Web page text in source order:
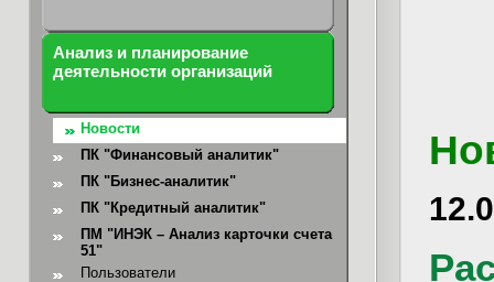
Анализ и планирование
деятельности организаций
Новости
ПК "Финансовый аналитик"
ПК "Бизнес-аналитик"
ПК "Кредитный аналитик"
ПМ "ИНЭК – Анализ карточки счета
51"
Пользователи